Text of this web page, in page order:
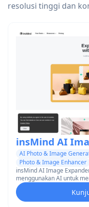
resolusi tinggi dan
insMind AI
AI Photo & Image
Photo & Image Enhancer
insMind AI Image
menggunakan AI untuk
secara mulus tanpa